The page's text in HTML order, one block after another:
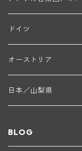
エマニュエル・ルジェ(
ニコラ・ルジェ(フラジ
メオ・カミュゼ・フレー
ドニ・ペール・エ・フィ
コント・ラフォン(ムル
フランソワ・ミクルスキ(
ギイ・ブルトン(モルゴン)
レジス・ミネ(プイィ・フ
ド・ラ・ノブレ(シノン)
ペリカン
ウィラメット・ヴァレ
ニコラ・ジェイ
ドイツ
ラインガウ
ゲオルグ・ブロイヤー
フランケン
オーストリア
テルメンレギオン
日本／山梨県
BLOG